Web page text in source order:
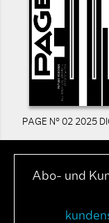
PAGE N° 02 2025
Abo- und